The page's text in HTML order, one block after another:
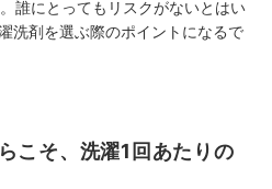
誰にとってもリスクがないとはい
洗剤を選ぶ際のポイントになるで
こそ、洗濯1回あたりの